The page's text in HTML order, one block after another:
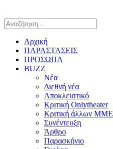
Αρχική
ΠΑΡΑΣΤΑΣΕΙΣ
ΠΡΟΣΩΠΑ
BUZZ
Νέα
Διεθνή νέα
Αποκλειστικό
Κριτική Onlytheater
Κριτική άλλων ΜΜΕ
Συνέντευξη
Άρθρο
Παρασκήνιο